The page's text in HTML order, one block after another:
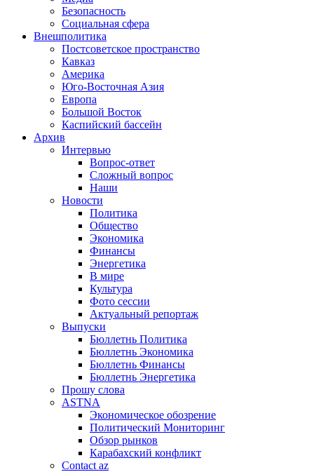
Безопасность
Социальная сфера
Внешполитика
Постсоветское пространство
Кавказ
Америка
Юго-Восточная Азия
Европа
Большой Восток
Каспийский бассейн
Архив
Интервью
Вопрос-ответ
Сложный вопрос
Наши
Новости
Политика
Общество
Экономика
Финансы
Энергетика
В мире
Культура
Фото сессии
Актуальный репортаж
Выпуски
Бюллетнь Политика
Бюллетнь Экономика
Бюллетнь Финансы
Бюллетнь Энергетика
Прошу слова
ASTNA
Экономическое обозрение
Политический Мониторинг
Обзор рынков
Карабахский конфликт
Contact az